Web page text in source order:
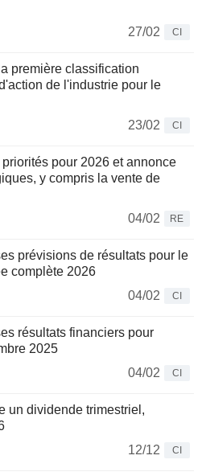
27/02
CI
première classification
de l'industrie pour le
23/02
CI
pour 2026 et annonce
y compris la vente de
04/02
RE
prévisions de résultats pour le
complète 2026
04/02
CI
résultats financiers pour
2025
04/02
CI
un dividende trimestriel,
12/12
CI